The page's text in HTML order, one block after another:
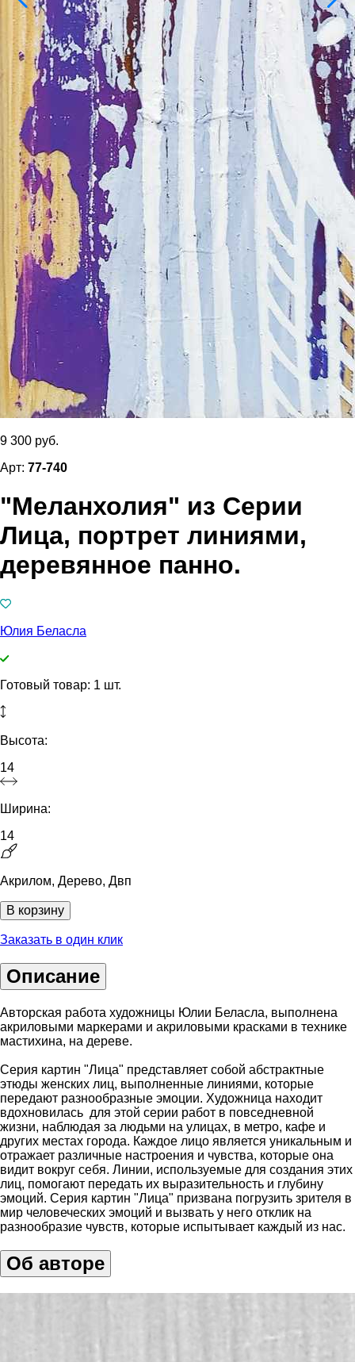
9 300 руб.
Арт: 77-740
"Меланхолия" из Серии
Лица, портрет линиями,
деревянное панно.
Юлия Беласла
Готовый товар: 1 шт.
Высота:
14
Ширина:
14
Акрилом, Дерево, Двп
В корзину
Заказать в один клик
Описание
Авторская работа художницы Юлии Беласла, выполнена
акриловыми маркерами и акриловыми красками в технике
мастихина, на дереве.
Серия картин "Лица" представляет собой абстрактные
этюды женских лиц, выполненные линиями, которые
передают разнообразные эмоции. Художница находит
вдохновилась для этой серии работ в повседневной
жизни, наблюдая за людьми на улицах, в метро, кафе и
других местах города. Каждое лицо является уникальным и
отражает различные настроения и чувства, которые она
видит вокруг себя. Линии, используемые для создания этих
лиц, помогают передать их выразительность и глубину
эмоций. Серия картин "Лица" призвана погрузить зрителя в
мир человеческих эмоций и вызвать у него отклик на
разнообразие чувств, которые испытывает каждый из нас.
Об авторе